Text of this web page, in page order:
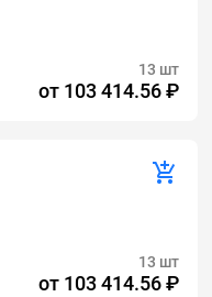
13 шт
от 103 414.56 ₽
13 шт
от 103 414.56 ₽